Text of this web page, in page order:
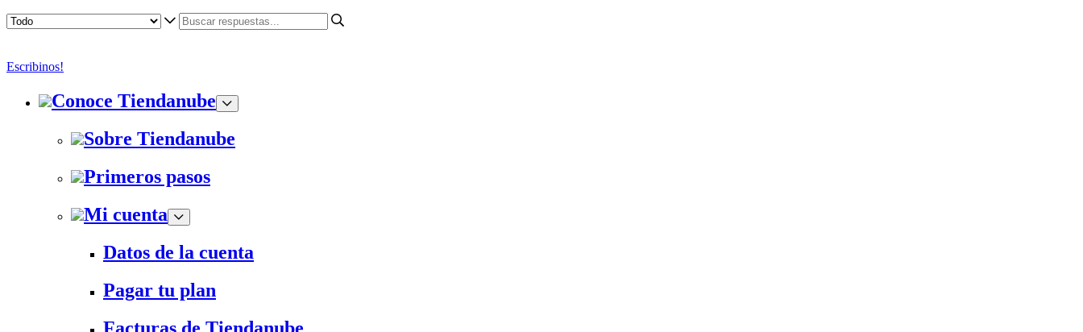
Escribinos!
Conoce Tiendanube
Sobre Tiendanube
Primeros pasos
Mi cuenta
Datos de la cuenta
Pagar tu plan
Facturas de Tiendanube